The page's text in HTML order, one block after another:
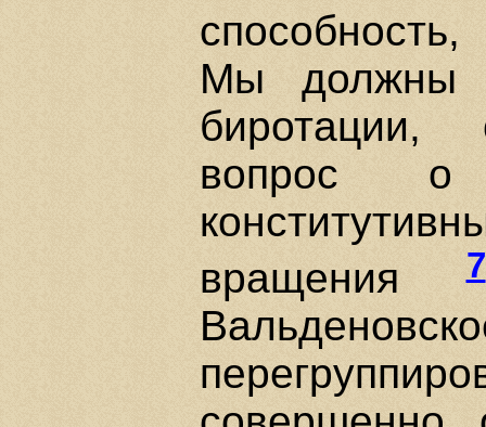
Мы должны
биротации,
вопрос
вращения7